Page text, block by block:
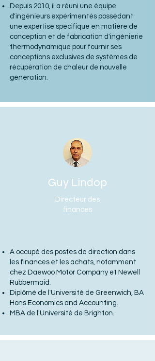
Depuis 2010, il a réuni une équipe
d'ingénieurs expérimentés possédant
une expertise spécifique en matière de
conception et de fabrication d'ingénierie
thermodynamique pour fournir ses
conceptions exclusives de systèmes de
récupération de chaleur de nouvelle
génération.
Directeur des
finances
Guy Lindop
A occupé des postes de direction dans
les finances et les achats, notamment
chez Daewoo Motor Company et Newell
Rubbermaid.
Diplômé de l'Université de Greenwich, BA
Hons Economics and Accounting.
MBA de l'Université de Brighton.